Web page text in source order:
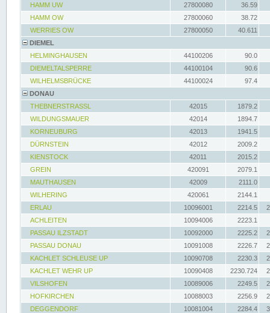
HAMM UW
27800080
36.59
HAMM OW
27800060
38.72
WERRIES OW
27800050
40.611
DIEMEL
HELMINGHAUSEN
44100206
90.0
DIEMELTALSPERRE
44100104
90.6
WILHELMSBRÜCKE
44100024
97.4
DONAU
THEBNERSTRASSL
42015
1879.2
WILDUNGSMAUER
42014
1894.7
KORNEUBURG
42013
1941.5
DÜRNSTEIN
42012
2009.2
KIENSTOCK
42011
2015.2
GREIN
420091
2079.1
MAUTHAUSEN
42009
2111.0
WILHERING
420061
2144.1
ERLAU
10096001 2214.5
ACHLEITEN
10094006
2223.1
PASSAU ILZSTADT
10092000 2225.2
PASSAU DONAU
10091008 2226.7
KACHLET SCHLEUSE UP
10090708 2230.3
KACHLET WEHR UP
10090408 2230.724
VILSHOFEN
10089006 2249.5
HOFKIRCHEN
10088003 2256.9
DEGGENDORF
10081004 2284.4